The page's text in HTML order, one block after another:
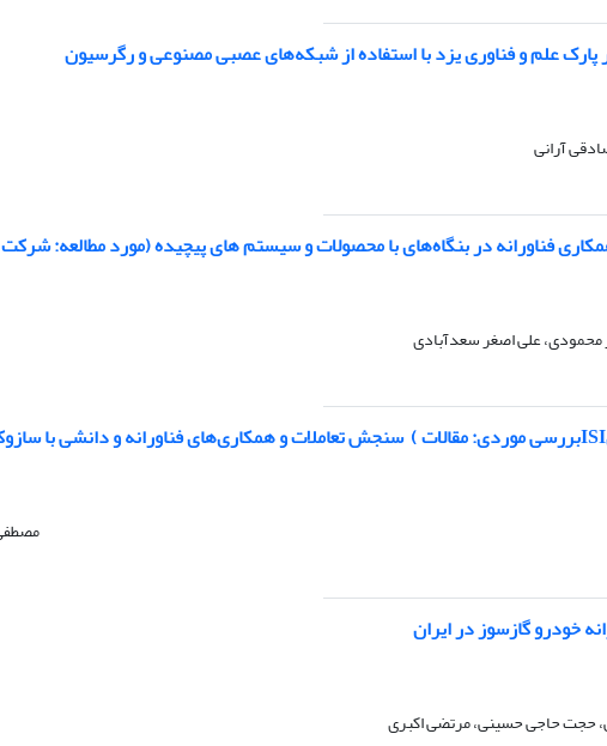
علم و فناوری یزد با استفاده از شبکه‌های عصبی مصنوعی و رگرسیون
آرانی
فناورانه در بنگاه‌های با محصولات و سیستم های پیچیده (مورد مطالعه: شرکت
علی اصغر سعدآبادی
خودرو گازسوز در ایران
حجت حاجی حسینی، مرتضی اکبری